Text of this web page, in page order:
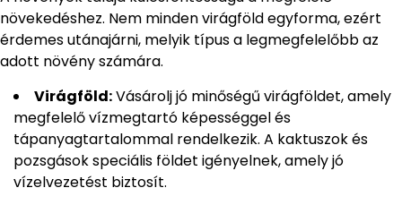
növekedéshez. Nem minden virágföld egyforma, ezért
érdemes utánajárni, melyik típus a legmegfelelőbb az
adott növény számára.
Virágföld:Vásárolj jó minőségű virágföldet, amely
megfelelő vízmegtartó képességgel és
tápanyagtartalommal rendelkezik. A kaktuszok és
pozsgások speciális földet igényelnek, amely jó
vízelvezetést biztosít.